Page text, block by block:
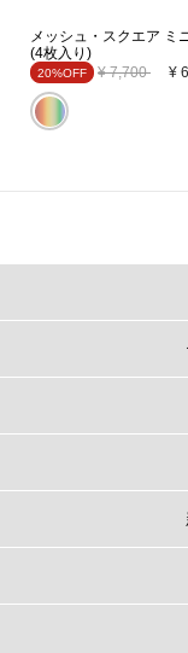
メッシュ・スクエア ミ
(4枚入り)
20%OFF Price
¥ 7,700to ¥